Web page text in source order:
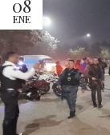
08
ENE